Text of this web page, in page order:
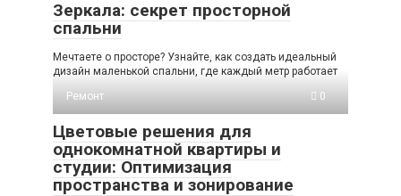
Зеркала: секрет просторной
спальни
Мечтаете о просторе? Узнайте, как создать идеальный
дизайн маленькой спальни, где каждый метр работает
Ремонт
0
Цветовые решения для
однокомнатной квартиры и
студии: Оптимизация
пространства и зонирование